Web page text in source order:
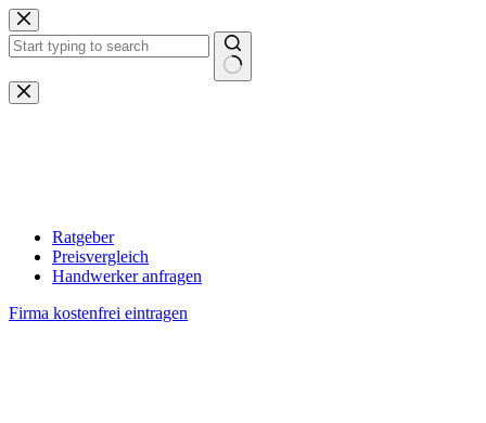
Zum
Inhalt
springen
Keine
Ergebnisse
Ratgeber
Preisvergleich
Handwerker anfragen
Firma kostenfrei eintragen